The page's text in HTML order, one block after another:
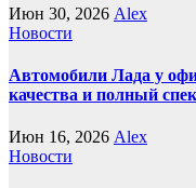
Июн 30, 2026 Alex
Новости
Автомобили Лада у
качества и полный
Июн 16, 2026 Alex
Новости